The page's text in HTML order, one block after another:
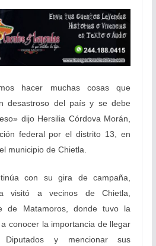
hacer muchas cosas que
desastroso del país y se debe
dijo Hersilia Córdova Morán,
federal por el distrito 13, en
municipio de Chietla.
con su gira de campaña,
visitó a vecinos de Chietla,
de Matamoros, donde tuvo la
conocer la importancia de llegar
y mencionar sus